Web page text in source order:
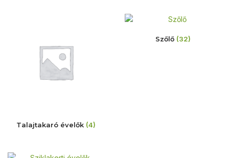
Talajtakaró évelők (4)
Szőlő (32)